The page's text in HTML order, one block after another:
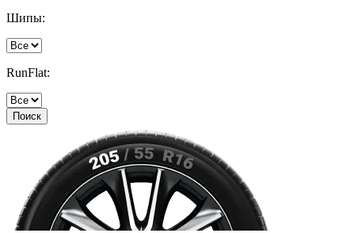
Шипы:
RunFlat:
Поиск